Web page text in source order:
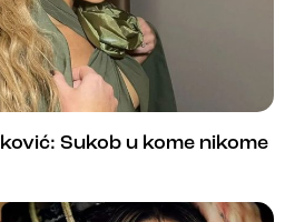
Sukob u kome nikome